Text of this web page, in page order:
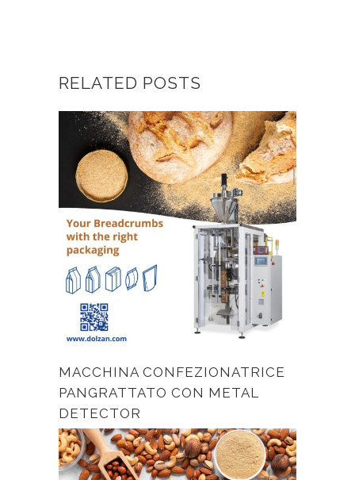
RELATED POSTS
MACCHINA CONFEZIONATRICE
PANGRATTATO CON METAL
DETECTOR